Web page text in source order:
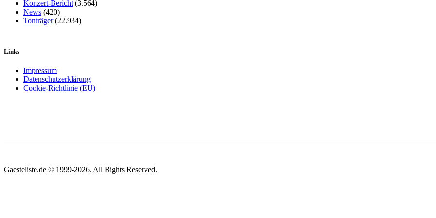
Konzert-Bericht (3.564)
News (420)
Tonträger(22.934)
Links
Impressum
Datenschutzerklärung
Cookie-Richtlinie (EU)
Gaesteliste.de © 1999-2026. All Rights Reserved.